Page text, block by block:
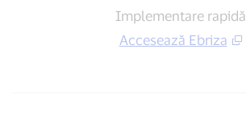
Implementare rapidă
Accesează Ebriza